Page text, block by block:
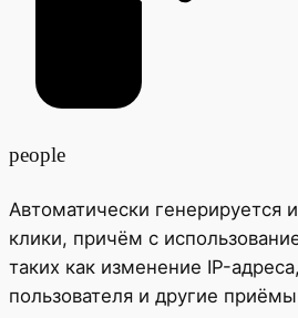
people
Автоматически генерируется
клики, причём с
таких как изменение IP-
пользователя и другие